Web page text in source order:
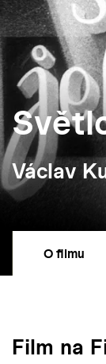
Václav
O filmu
Film na